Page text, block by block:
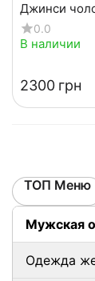
Джинси
0.0
В наличии
‍2300‍ грн
ТОП Меню
Мужская
Одежда